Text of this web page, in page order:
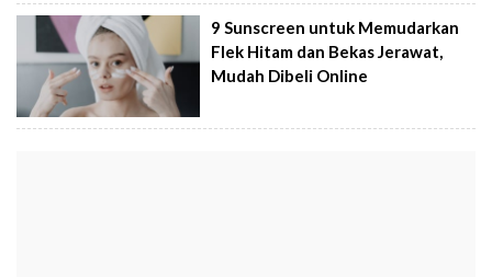
9 Sunscreen untuk Memudarkan
Flek Hitam dan Bekas Jerawat,
Mudah Dibeli Online